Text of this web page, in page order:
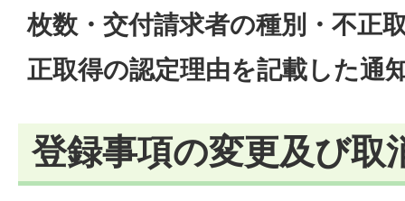
枚数・交付請求者の種別・不正
正取得の認定理由を記載した通
登録事項の変更及び取